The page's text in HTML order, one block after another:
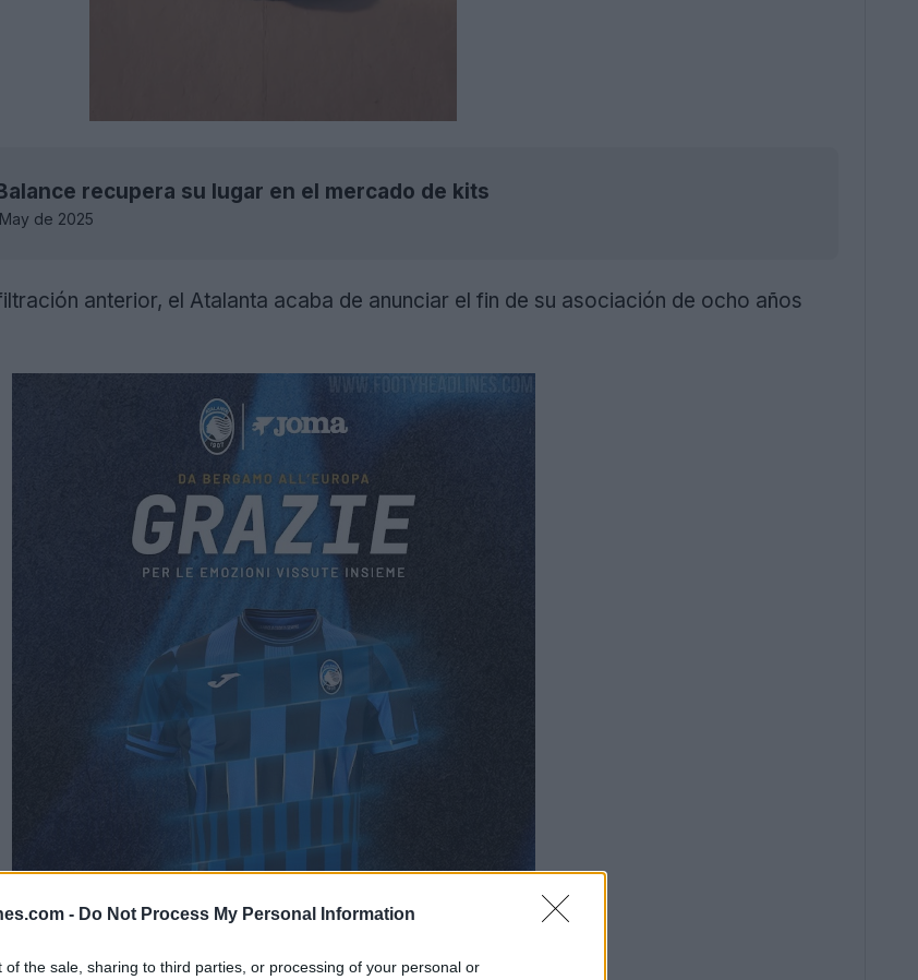
- Do Not Process My Personal Information
of the sale, sharing to third parties, or processing of your personal or
recupera su lugar en el mercado de kits
de 2025
anterior, el Atalanta acaba de anunciar el fin de su asociación de ocho años